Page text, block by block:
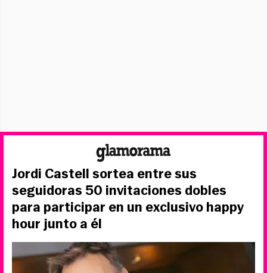
Jordi Castell sortea entre sus
seguidoras 50 invitaciones dobles
para participar en un exclusivo happy
hour junto a él